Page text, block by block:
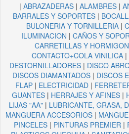
| ABRAZADERAS| ALAMBRES|
BARRALES Y SOPORTES |
BULONERIA Y TORNILLERIA |
ILUMINACION | CAÑOS Y
CARRETILLAS Y
CONTACTO+COLA VINILICA|
DESTORNILLADORES| DISCO
DISCOS DIAMANTADOS| DISCOS
FLAP | ELECTRICIDAD |
GUANTES| HERRAJES Y AFINES|
LIJAS "AA"| LUBRICANTE, GRASA,
MANGUERA ACCESORIOS|
PINCELES| PINTURAS PREMIER |